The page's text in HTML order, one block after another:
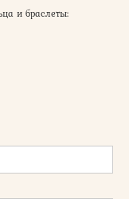
и браслеты: